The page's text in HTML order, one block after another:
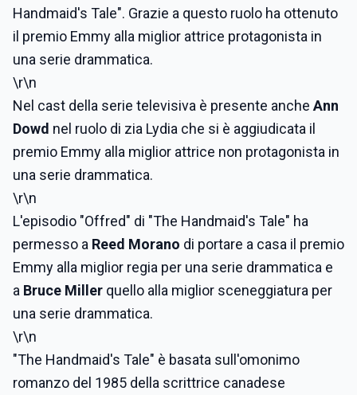
Handmaid's Tale". Grazie a questo ruolo ha ottenuto
il premio Emmy alla miglior attrice protagonista in
una serie drammatica.
\r\n
Nel cast della serie televisiva è presente anche Ann
Dowd nel ruolo di zia Lydia che si è aggiudicata il
premio Emmy alla miglior attrice non protagonista in
una serie drammatica.
\r\n
L'episodio "Offred" di "The Handmaid's Tale" ha
permesso a Reed Morano di portare a casa il premio
Emmy alla miglior regia per una serie drammatica e
a Bruce Miller quello alla miglior sceneggiatura per
una serie drammatica.
\r\n
"The Handmaid's Tale" è basata sull'omonimo
romanzo del 1985 della scrittrice canadese